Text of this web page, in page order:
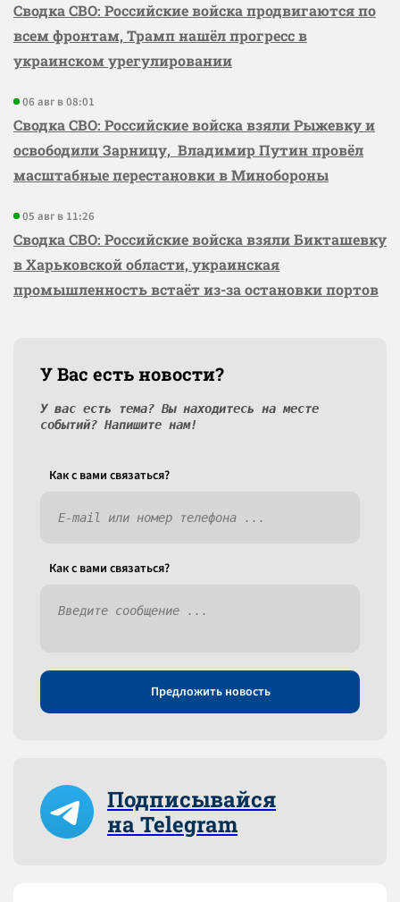
Сводка СВО: Российские войска продвигаются по
всем фронтам, Трамп нашёл прогресс в
украинском урегулировании
06 авг в 08:01
Сводка СВО: Российские войска взяли Рыжевку и
освободили Зарницу, Владимир Путин провёл
масштабные перестановки в Минобороны
05 авг в 11:26
Сводка СВО: Российские войска взяли Бикташевку
в Харьковской области, украинская
промышленность встаёт из-за остановки портов
У Вас есть новости?
У вас есть тема? Вы находитесь на месте
событий? Напишите нам!
Как c вами связаться?
Как c вами связаться?
Предложить новость
Подписывайся
на Telegram